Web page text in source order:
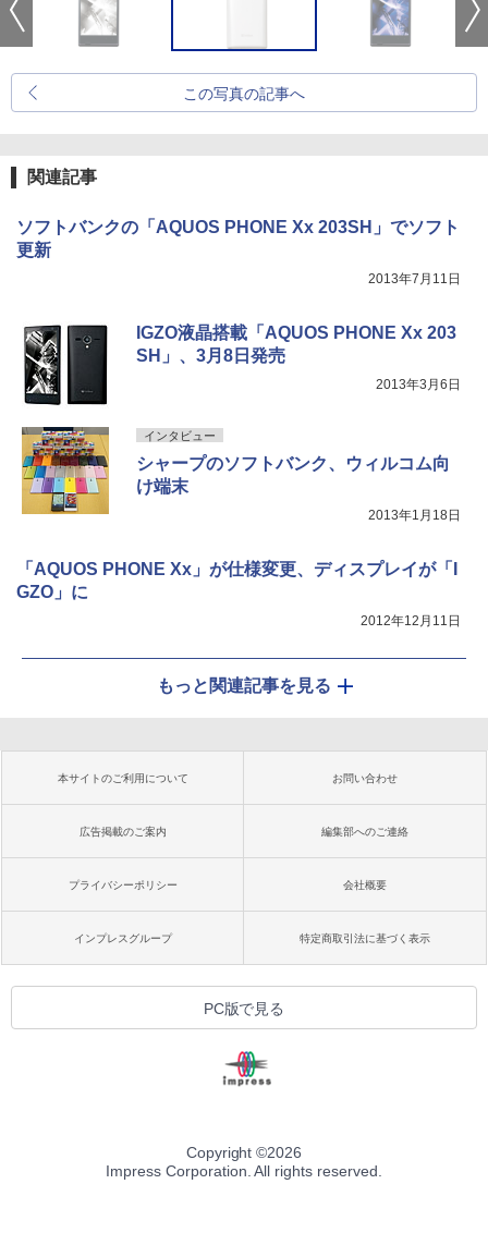
この写真の記事へ
関連記事
ソフトバンクの「AQUOS PHONE Xx 203SH」でソフト
更新
2013年7月11日
IGZO液晶搭載「AQUOS PHONE Xx 203
SH」、3月8日発売
2013年3月6日
インタビュー
シャープのソフトバンク、ウィルコム向
け端末
2013年1月18日
「AQUOS PHONE Xx」が仕様変更、ディスプレイが「I
GZO」に
2012年12月11日
もっと関連記事を見る
本サイトのご利用について お問い合わせ
広告掲載のご案内 編集部へのご連絡
プライバシーポリシー 会社概要
インプレスグループ 特定商取引法に基づく表示
PC版で見る
Copyright ©2026
Impress Corporation. All rights reserved.